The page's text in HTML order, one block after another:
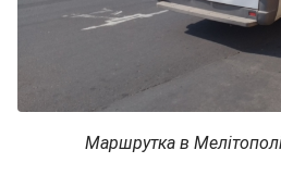
Маршрутка в